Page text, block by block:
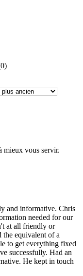
mieux vous servir.
and informative. Chris
needed for our
at all friendly or
the equivalent of a
to get everything fixed
successfully. Had an
He kept in touch